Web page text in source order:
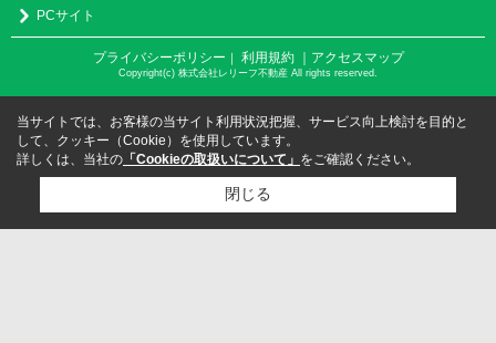
PCサイト
プライバシーポリシー ｜ 利用規約 ｜アクセスマップ
Copyright(c) 株式会社レリーフ不動産 All rights reserved.
当サイトでは、お客様の当サイト利用状況把握、サービス向上検討を目的と
して、クッキー（Cookie）を使用しています。
詳しくは、当社の 「Cookieの取扱いについて」 をご確認ください。
閉じる